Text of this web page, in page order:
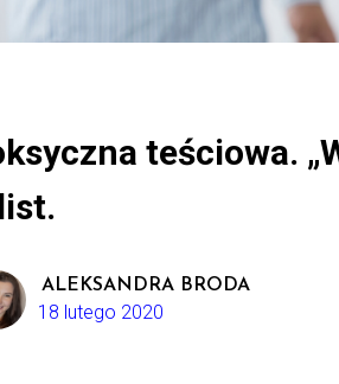
teściowa.
ALEKSANDRA BRODA
18 lutego 2020